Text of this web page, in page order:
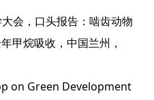
会，口头报告：啮齿动物
甲烷吸收，中国兰州，
on Green Development